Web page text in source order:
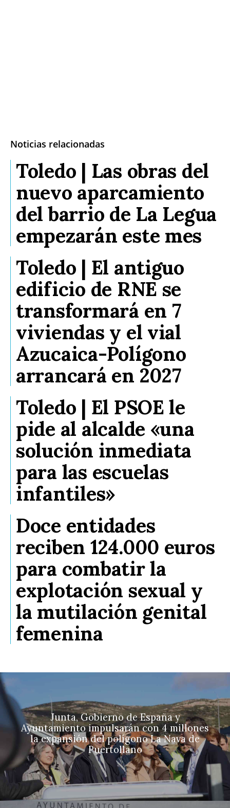
Noticias relacionadas
Toledo | Las obras del
nuevo aparcamiento
del barrio de La Legua
empezarán este mes
Toledo | El antiguo
edificio de RNE se
transformará en 7
viviendas y el vial
Azucaica-Polígono
arrancará en 2027
Toledo | El PSOE le
pide al alcalde «una
solución inmediata
para las escuelas
infantiles»
Doce entidades
reciben 124.000 euros
para combatir la
explotación sexual y
la mutilación genital
femenina
Junta, Gobierno de España y
Ayuntamiento impulsarán con 4 millones
la expansión del polígono La Nava de
Puertollano